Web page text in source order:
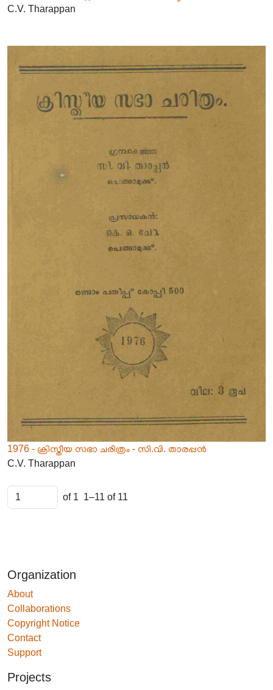
C.V. Tharappan
1976 - ക്രിസ്തീയ സഭാ ചരിത്രം - സി.വി. താരപ്പൻ
C.V. Tharappan
of 1 1–11 of 11
Organization
About
Collaborations
Copyright Notice
Contact
Support
Projects